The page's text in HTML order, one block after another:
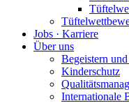
Jobs · Karriere
Über uns
Begeistern
Kinderschutz
Internationale